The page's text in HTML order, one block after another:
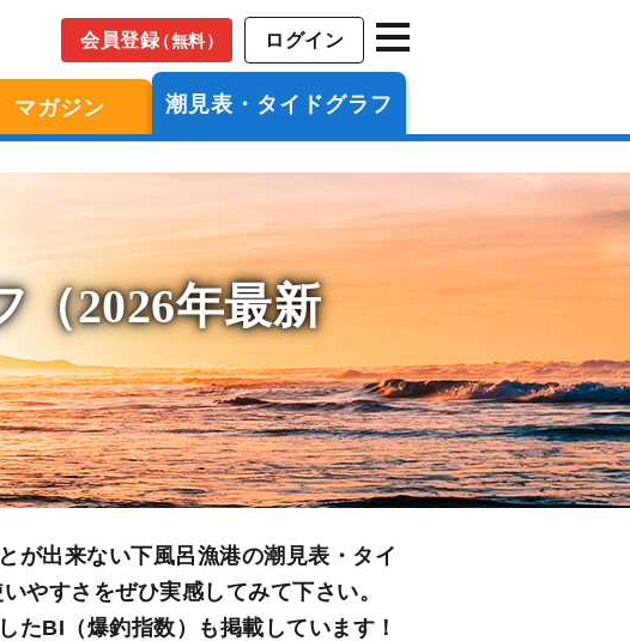
会員登録（無料） ログイン
マガジン 潮見表・タイドグラフ
（2026年最新
が出来ない下風呂漁港の潮見表・タイ
やすさをぜひ実感してみて下さい。
たBI（爆釣指数）も掲載しています！